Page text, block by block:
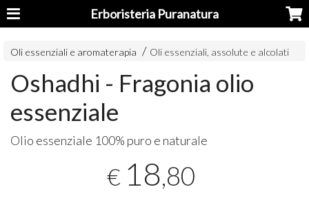
Erboristeria Puranatura
Oli essenziali e aromaterapia Oli essenziali, assolute e alcolati
Oshadhi - Fragonia olio
essenziale
Olio essenziale 100% puro e naturale
€ 18,80